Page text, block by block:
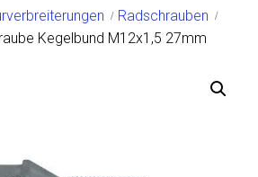
Radschrauben
Kegelbund M12x1,5 27mm